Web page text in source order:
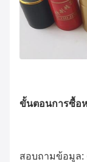
ขั้นตอนการซื้อ
สอบถามข้อมูล: